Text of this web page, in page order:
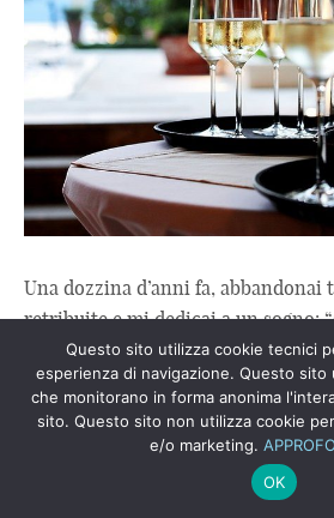
Una dozzina d’anni fa,
retribuite e mi dedicai a un sogno:
che mondo sarebbero vissuti i ...
Leggi Tutto
MACRON RISALE NEI
TURNI DI SQUALIFICA A
Questo sito utilizza cookie tecnici
esperienza di navigazione. Questo sito
che monitorano in forma anonima
sito. Questo sito non utilizza cookie
e/o marketing.
OK